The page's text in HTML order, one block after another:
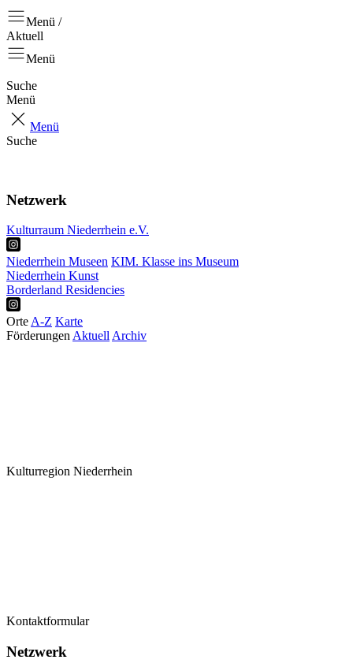
Menü /
Aktuell
Menü
Suche
Menü
Menü
Suche
Netzwerk
Kulturraum Niederrhein e.V.
Niederrhein Museen KIM. Klasse ins Museum
Niederrhein Kunst
Borderland Residencies
OrteA-Z Karte
FörderungenAktuellArchiv
Kulturregion Niederrhein
Kontaktformular
Netzwerk